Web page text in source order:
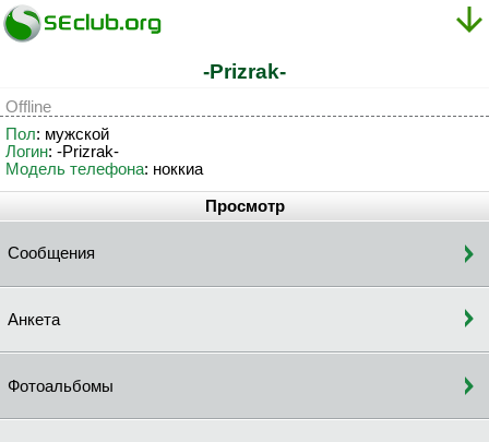
-Prizrak-
Offline
Пол: мужской
Логин: -Prizrak-
Модель телефона: ноккиа
Просмотр
Сообщения
Анкета
Фотоальбомы